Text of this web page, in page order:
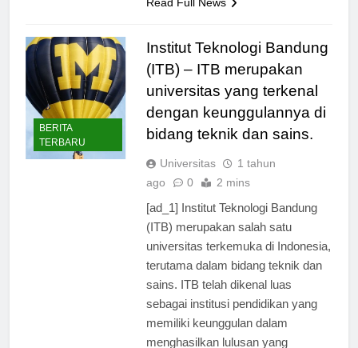
BERITA
TERBARU
Institut Teknologi Bandung
(ITB) – ITB merupakan
universitas yang terkenal
dengan keunggulannya di
bidang teknik dan sains.
Universitas
1 tahun
[ad_1] Institut Teknologi Bandung
(ITB) merupakan salah satu
universitas terkemuka di Indonesia,
terutama dalam bidang teknik dan
sains. ITB telah dikenal luas
sebagai institusi pendidikan yang
memiliki keunggulan dalam